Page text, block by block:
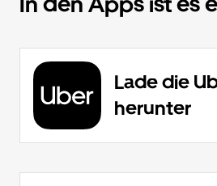
Lade die
herunter